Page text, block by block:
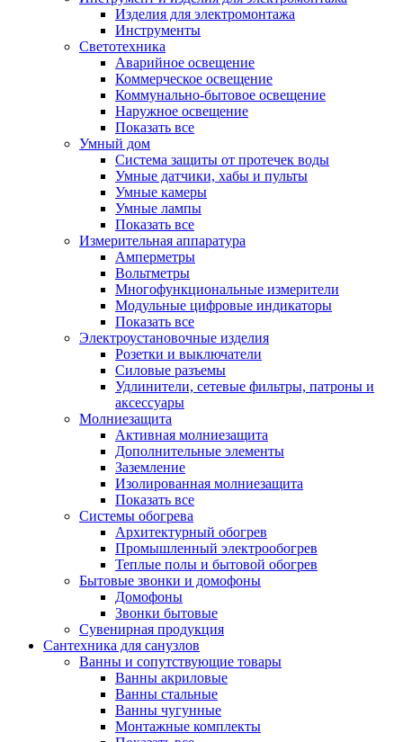
Изделия для электромонтажа
Инструменты
Светотехника
Аварийное освещение
Коммерческое освещение
Коммунально-бытовое освещение
Наружное освещение
Показать все
Умный дом
Система защиты от протечек воды
Умные датчики, хабы и пульты
Умные камеры
Умные лампы
Показать все
Измерительная аппаратура
Амперметры
Вольтметры
Многофункциональные измерители
Модульные цифровые индикаторы
Показать все
Электроустановочные изделия
Розетки и выключатели
Силовые разъемы
Удлинители, сетевые фильтры, патроны и
аксессуары
Молниезащита
Активная молниезащита
Дополнительные элементы
Заземление
Изолированная молниезащита
Показать все
Системы обогрева
Архитектурный обогрев
Промышленный электрообогрев
Теплые полы и бытовой обогрев
Бытовые звонки и домофоны
Домофоны
Звонки бытовые
Сувенирная продукция
Сантехника для санузлов
Ванны и сопутствующие товары
Ванны акриловые
Ванны стальные
Ванны чугунные
Монтажные комплекты